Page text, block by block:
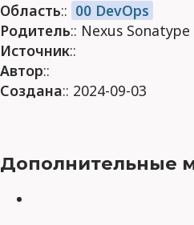
Область:: 00 DevOps
Родитель:: Nexus Sonatype
Источник::
Автор::
Создана:: 2024-09-03
Дополнительные